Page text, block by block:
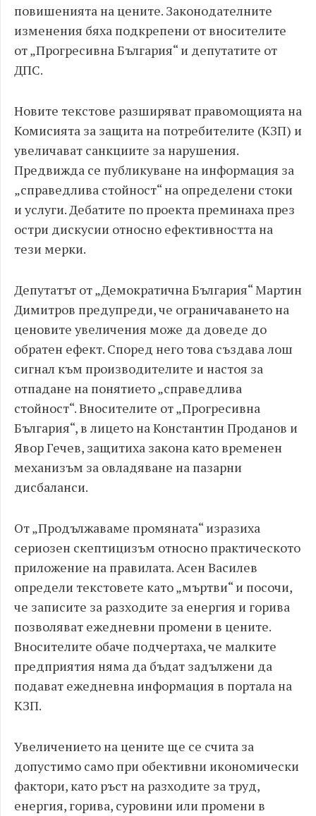
повишенията на цените. Законодателните
изменения бяха подкрепени от вносителите
от „Прогресивна България“ и депутатите от
ДПС.
Новите текстове разширяват правомощията на
Комисията за защита на потребителите (КЗП) и
увеличават санкциите за нарушения.
Предвижда се публикуване на информация за
„справедлива стойност“ на определени стоки
и услуги. Дебатите по проекта преминаха през
остри дискусии относно ефективността на
тези мерки.
Депутатът от „Демократична България“ Мартин
Димитров предупреди, че ограничаването на
ценовите увеличения може да доведе до
обратен ефект. Според него това създава лош
сигнал към производителите и настоя за
отпадане на понятието „справедлива
стойност“. Вносителите от „Прогресивна
България“, в лицето на Константин Проданов и
Явор Гечев, защитиха закона като временен
механизъм за овладяване на пазарни
дисбаланси.
От „Продължаваме промяната“ изразиха
сериозен скептицизъм относно практическото
приложение на правилата. Асен Василев
определи текстовете като „мъртви“ и посочи,
че записите за разходите за енергия и горива
позволяват ежедневни промени в цените.
Вносителите обаче подчертаха, че малките
предприятия няма да бъдат задължени да
подават ежедневна информация в портала на
КЗП.
Увеличението на цените ще се счита за
допустимо само при обективни икономически
фактори, като ръст на разходите за труд,
енергия, горива, суровини или промени в